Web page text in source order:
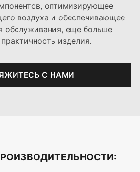
оптимизирующее
воздуха и обеспечивающее
обслуживания, еще больше
изделия.
C НАМИ